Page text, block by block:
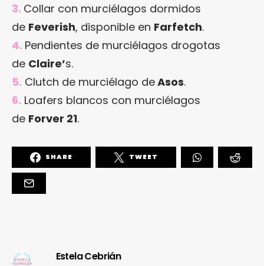
3. Collar con murciélagos dormidos
de Feverish, disponible en Farfetch.
4. Pendientes de murciélagos drogotas
de Claire’s.
5. Clutch de murciélago deAsos.
6. Loafers blancos con murciélagos
de Forver 21.
SHARE TWEET
Estela Cebrián